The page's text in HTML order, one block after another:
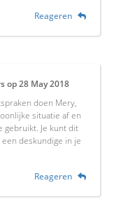
Reageren
op28 May 2018
doen Mery,
situatie af en
gebruikt. Je kunt dit
deskundige in je
Reageren